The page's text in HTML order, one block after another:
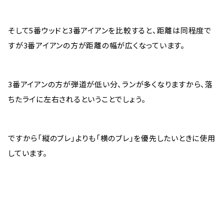
そして5番ウッドと3番アイアンを比較すると、距離は同程度で
すが3番アイアンの方が距離の幅が広くなっています。
3番アイアンの方が弾道が低い分、ランが多くなりますから、落
ちたライに左右されるということでしょう。
ですから「縦のブレ」よりも「横のブレ」を優先したいときに使用
しています。